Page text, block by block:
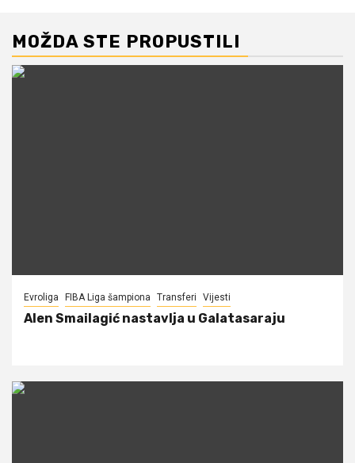
MOŽDA STE PROPUSTILI
Evroliga FIBA Liga šampiona Transferi Vijesti
Alen Smailagić nastavlja u Galatasaraju